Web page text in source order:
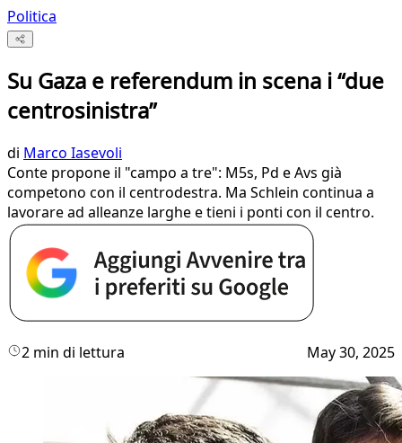
Politica
Su Gaza e referendum in scena i “due
centrosinistra”
di Marco Iasevoli
Conte propone il "campo a tre": M5s, Pd e Avs già
competono con il centrodestra. Ma Schlein continua a
lavorare ad alleanze larghe e tieni i ponti con il centro.
2 min di lettura May 30, 2025